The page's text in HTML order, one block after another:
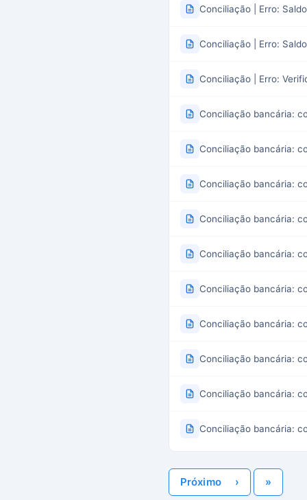
Conciliação | Erro:
Conciliação | Erro:
Conciliação | Erro:
Conciliação bancária:
Conciliação bancária:
Conciliação bancária:
Conciliação bancária:
Conciliação bancária:
Conciliação bancária:
Conciliação bancária:
Conciliação bancária:
Conciliação bancária:
Conciliação bancária:
Próximo › Último
»